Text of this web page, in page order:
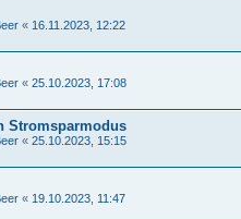
« 16.11.2023, 12:22
« 25.10.2023, 17:08
Stromsparmodus
« 25.10.2023, 15:15
« 19.10.2023, 11:47